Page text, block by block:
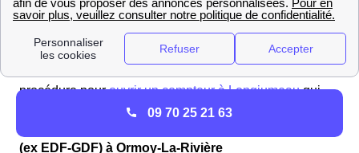
Faites une comparaison des informations entre Ormoy-
procédure pourouvrir un compteur à Longjumeauqui
est une ville à proximité.
(ex EDF-GDF) à Ormoy-La-Rivière
09 70 25 21 63